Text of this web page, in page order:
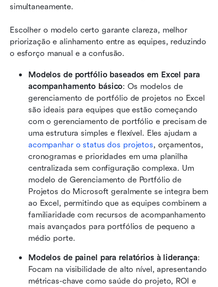
simultaneamente.
Escolher o modelo certo garante clareza, melhor
priorização e alinhamento entre as equipes, reduzindo
o esforço manual e a confusão.
Modelos de portfólio baseados em Excel para
acompanhamento básico: Os modelos de
gerenciamento de portfólio de projetos no Excel
são ideais para equipes que estão começando
com o gerenciamento de portfólio e precisam de
acompanhar o status dos projetos, orçamentos,
cronogramas e prioridades em uma planilha
centralizada sem configuração complexa. Um
modelo de Gerenciamento de Portfólio de
Projetos do Microsoft geralmente se integra bem
ao Excel, permitindo que as equipes combinem a
familiaridade com recursos de acompanhamento
mais avançados para portfólios de pequeno a
médio porte.
Modelos de painel para relatórios à liderança:
Focam na visibilidade de alto nível, apresentando
métricas-chave como saúde do projeto, ROI e